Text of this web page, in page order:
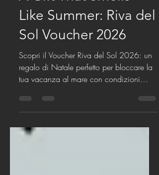
A Gift That Smells
Like Summer: Riva del
Sol Voucher 2026
Scopri il Voucher Riva del Sol 2026: un
tua vacanza al mare con condizioni
esclusive. Valido fino al 26 dicembre
2025.